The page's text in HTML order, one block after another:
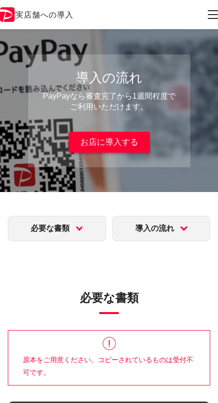
実店舗への導入
導入の流れ
PayPayなら審査完了から1週間程度で
ご利用いただけます。
お店に導入する
必要な書類 導入の流れ
必要な書類
原本をご用意ください。コピーされているものは受付不
可です。